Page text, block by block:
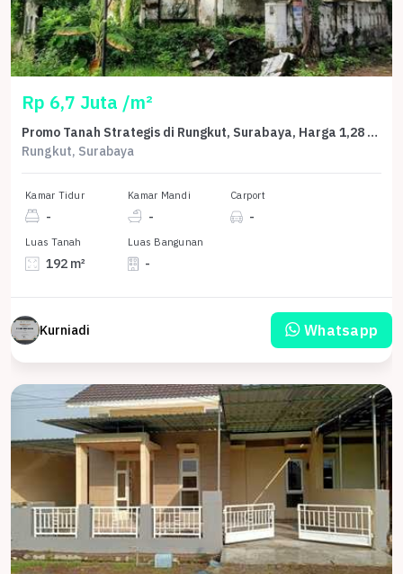
Rp 6,7 Juta /m²
Promo Tanah Strategis di Rungkut, Surabaya, Harga 1,28 Miliar
Rungkut, Surabaya
Kamar Tidur
-
Kamar Mandi
-
Carport
-
Luas Tanah
192 m²
Luas Bangunan
-
Kurniadi Whatsapp